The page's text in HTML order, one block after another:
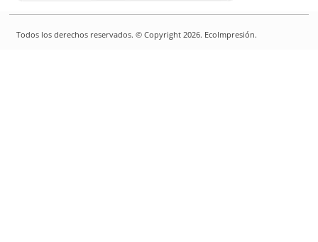
Todos los derechos reservados. © Copyright 2026. EcoImpresión.